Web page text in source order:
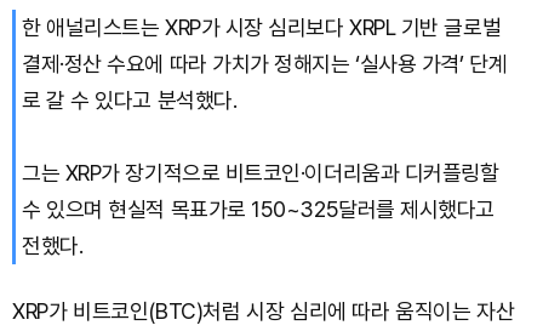
한 애널리스트는 XRP가 시장 심리보다 XRPL 기반 글로벌
결제·정산 수요에 따라 가치가 정해지는 ‘실사용 가격’ 단계
로 갈 수 있다고 분석했다.
그는 XRP가 장기적으로 비트코인·이더리움과 디커플링할
수 있으며 현실적 목표가로 150~325달러를 제시했다고
전했다.
XRP가 비트코인(BTC)처럼 시장 심리에 따라 움직이는 자산